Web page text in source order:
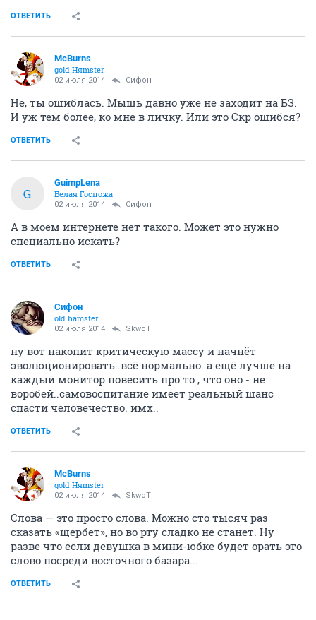
ОТВЕТИТЬ
McBurns
gold Няmster
02 июля 2014 Сифон
Не, ты ошиблась. Мышь давно уже не заходит на БЗ.
И уж тем более, ко мне в личку. Или это Скр ошибся?
ОТВЕТИТЬ
G
GuimpLena
Белая Госпожа
02 июля 2014 Сифон
А в моем интернете нет такого. Может это нужно
специально искать?
ОТВЕТИТЬ
Сифон
old hamster
02 июля 2014 SkwоT
ну вот накопит критическую массу и начнёт
эволюционировать..всё нормально. а ещё лучше на
каждый монитор повесить про то , что оно - не
воробей..самовоспитание имеет реальный шанс
спасти человечество. имх..
ОТВЕТИТЬ
McBurns
gold Няmster
02 июля 2014 SkwоT
Слова — это просто слова. Можно сто тысяч раз
сказать «щербет», но во рту сладко не станет. Ну
разве что если девушка в мини-юбке будет орать это
слово посреди восточного базара...
ОТВЕТИТЬ